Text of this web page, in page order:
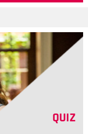
QUIZ